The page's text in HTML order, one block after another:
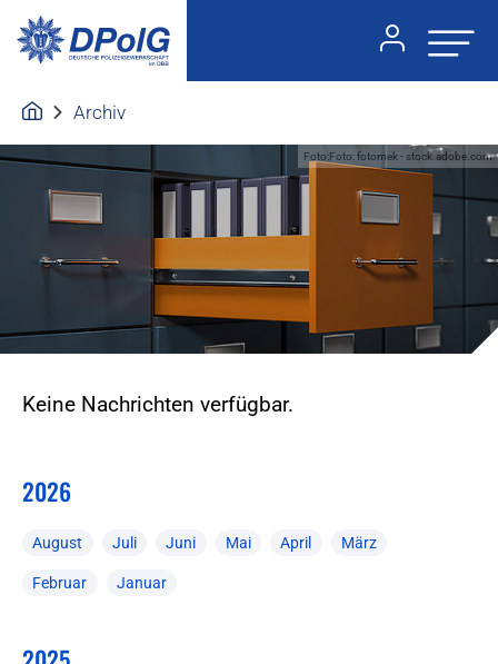
Archiv
Foto:Foto: fotomek - stock.adobe.com
Keine Nachrichten verfügbar.
2026
August Juli Juni Mai April März
Februar Januar